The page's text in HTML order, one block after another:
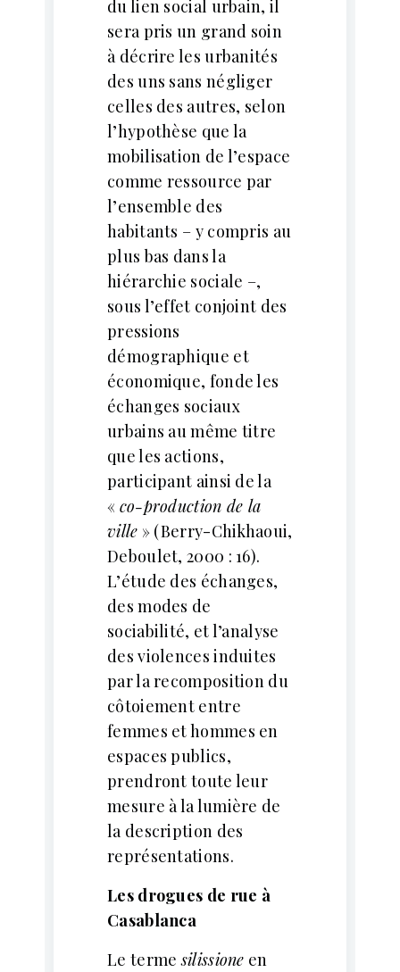
du lien social urbain, il
sera pris un grand soin
à décrire les urbanités
des uns sans négliger
celles des autres, selon
l’hypothèse que la
mobilisation de l’espace
comme ressource par
l’ensemble des
habitants – y compris au
plus bas dans la
hiérarchie sociale –,
sous l’effet conjoint des
pressions
démographique et
économique, fonde les
échanges sociaux
urbains au même titre
que les actions,
participant ainsi de la
« co-production de la
ville » (Berry-Chikhaoui,
Deboulet, 2000 : 16).
L’étude des échanges,
des modes de
sociabilité, et l’analyse
des violences induites
par la recomposition du
côtoiement entre
femmes et hommes en
espaces publics,
prendront toute leur
mesure à la lumière de
la description des
représentations.
Les drogues de rue à
Casablanca
Le termesilissione en